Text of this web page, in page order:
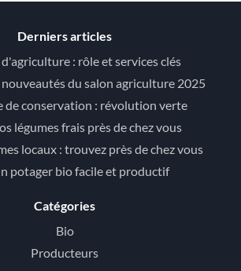
Derniers articles
: rôle et services clés
du salon agriculture 2025
de conservation : révolution verte
légumes frais près de chez vous
locaux : trouvez près de chez vous
potager bio facile et productif
Catégories
Bio
Producteurs